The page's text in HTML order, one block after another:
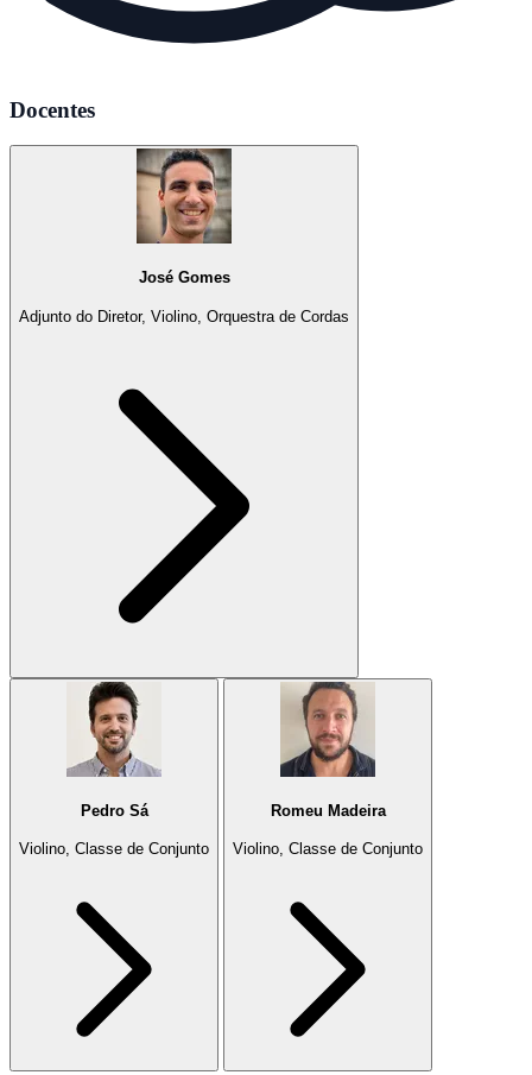
Docentes
José Gomes
Adjunto do Diretor, Violino, Orquestra de Cordas
Pedro Sá
Violino, Classe de Conjunto
Romeu Madeira
Violino, Classe de Conjunto